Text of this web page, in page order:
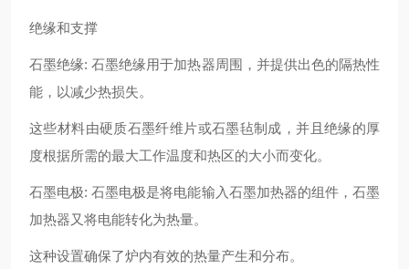
绝缘和支撑
石墨绝缘: 石墨绝缘用于加热器周围，并提供出色的隔热性
能，以减少热损失。
这些材料由硬质石墨纤维片或石墨毡制成，并且绝缘的厚
度根据所需的最大工作温度和热区的大小而变化。
石墨电极: 石墨电极是将电能输入石墨加热器的组件，石墨
加热器又将电能转化为热量。
这种设置确保了炉内有效的热量产生和分布。